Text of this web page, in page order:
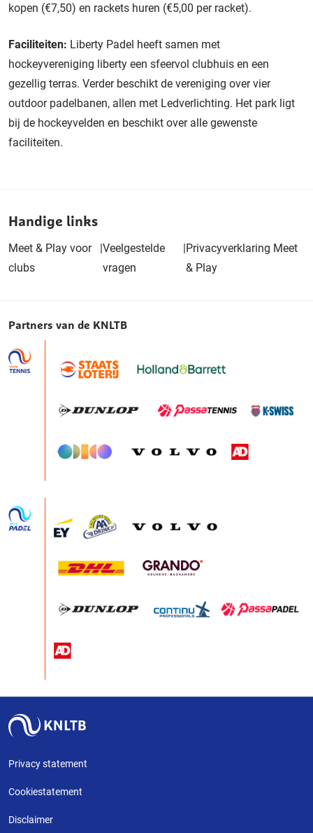
kopen (€7,50) en rackets huren (€5,00 per racket).
Faciliteiten: Liberty Padel heeft samen met
hockeyvereniging liberty een sfeervol clubhuis en een
gezellig terras. Verder beschikt de vereniging over vier
outdoor padelbanen, allen met Ledverlichting. Het park ligt
bij de hockeyvelden en beschikt over alle gewenste
faciliteiten.
Handige links
Meet & Play voor
clubs
|Veelgestelde
vragen
|Privacyverklaring Meet
& Play
Partners van de KNLTB
Privacy statement
Cookiestatement
Disclaimer